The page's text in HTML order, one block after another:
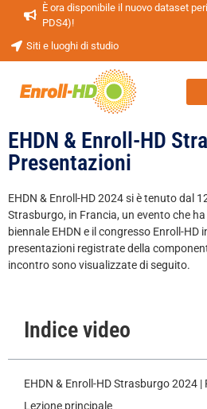
È ora disponibile il nuovo dataset
PDS4)!
Siti e luoghi di studio
EHDN & Enroll-HD
Presentazioni
EHDN & Enroll-HD 2024 si è tenuto dal
Strasburgo, in Francia, un evento che
biennale EHDN e il congresso Enroll-
presentazioni registrate della
incontro sono visualizzate di seguito.
Indice video
EHDN & Enroll-HD Strasburgo 2024
Lezione principale